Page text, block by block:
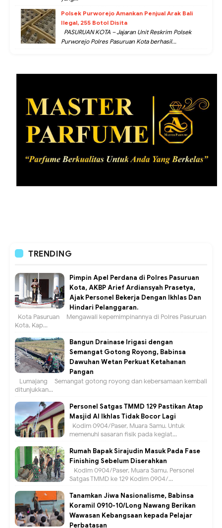
Polsek Purworejo Amankan Penjual Arak Bali
Ilegal, 255 Botol Disita
PASURUAN KOTA – Jajaran Unit Reskrim Polsek
Purworejo Polres Pasuruan Kota berhasil...
TRENDING
Pimpin Apel Perdana di Polres Pasuruan
Kota, AKBP Arief Ardiansyah Prasetya,
Ajak Personel Bekerja Dengan Ikhlas Dan
Hindari Pelanggaran.
Kota Pasuruan – Mengawali kepemimpinannya di Polres Pasuruan
Kota, Kap...
Bangun Drainase Irigasi dengan
Semangat Gotong Royong, Babinsa
Dawuhan Wetan Perkuat Ketahanan
Pangan
Lumajang – Semangat gotong royong dan kebersamaan kembali
ditunjukkan...
Personel Satgas TMMD 129 Pastikan Atap
Masjid Al Ikhlas Tidak Bocor Lagi
Kodim 0904/Paser, Muara Samu. Untuk
memenuhi sasaran fisik pada kegiat...
Rumah Bapak Sirajudin Masuk Pada Fase
Finishing Sebelum Diserahkan
Kodim 0904/Paser, Muara Samu. Personel
Satgas TMMD ke 129 Kodim 0904/...
Tanamkan Jiwa Nasionalisme, Babinsa
Koramil 0910-10/Long Nawang Berikan
Wawasan Kebangsaan kepada Pelajar
Perbatasan